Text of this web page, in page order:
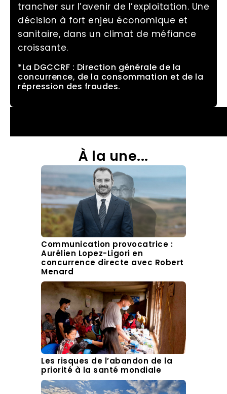
trancher sur l’avenir de l’exploitation. Une
décision à fort enjeu économique et
sanitaire, dans un climat de méfiance
croissante.
*La DGCCRF : Direction générale de la
concurrence, de la consommation et de la
répression des fraudes.
À la une...
Communication provocatrice :
Aurélien Lopez-Ligori en
concurrence directe avec Robert
Menard
Les risques de l’abandon de la
priorité à la santé mondiale